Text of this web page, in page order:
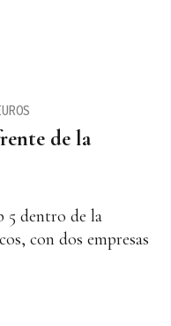
de la
5 dentro de la
con dos empresas